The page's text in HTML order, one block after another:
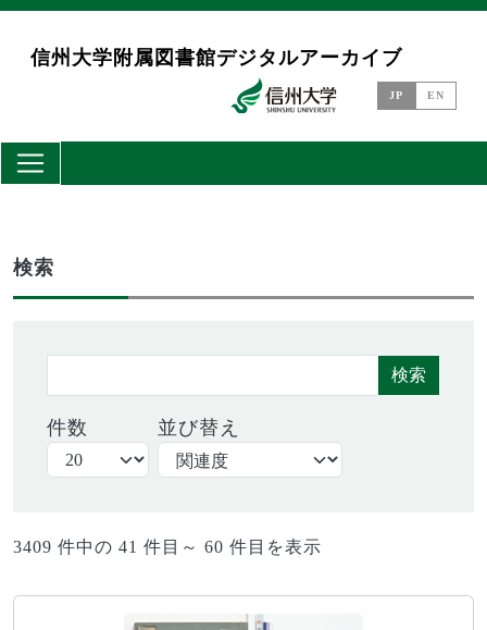
メインコンテンツに移動
信州大学附属図書館デジタルアーカイブ
JP EN
検索
検索
件数 並び替え
3409 件中の 41 件目～ 60 件目を表示